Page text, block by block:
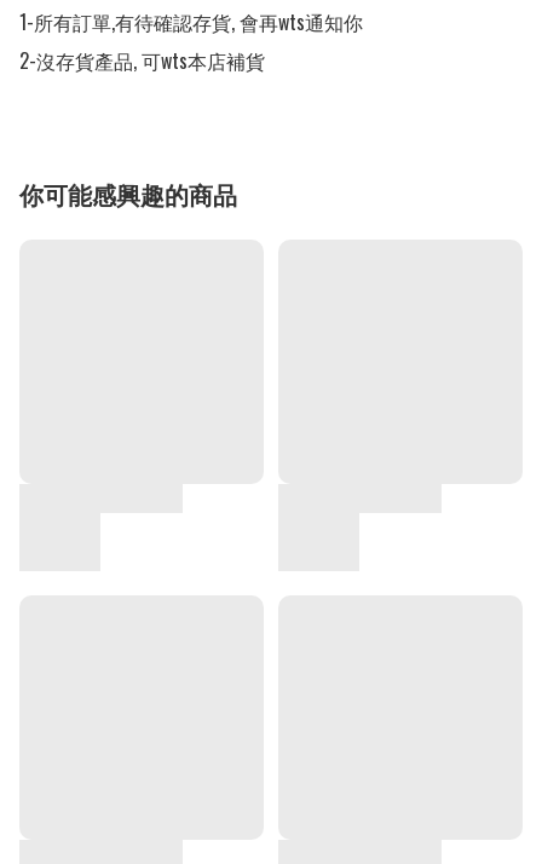
1-所有訂單,有待確認存貨, 會再wts通知你
2-沒存貨產品, 可wts本店補貨
你可能感興趣的商品